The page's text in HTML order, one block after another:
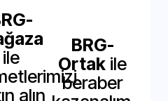
ile
alın
BRG-
Ortak ile
beraber